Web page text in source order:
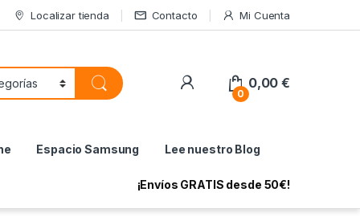
Localizar tienda Contacto Mi Cuenta
My Account
0
0,00€
Espacio Samsung Lee nuestro Blog
¡Envíos GRATIS desde 50€!